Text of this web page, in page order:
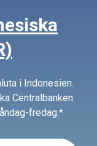
i Indonesien.
Centralbanken
fredag.*